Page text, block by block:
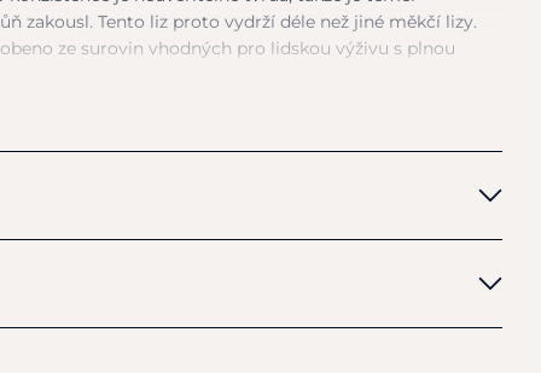
zakousl. Tento liz proto vydrží déle než jiné měkčí lizy.
ze surovin vhodných pro lidskou výživu s plnou